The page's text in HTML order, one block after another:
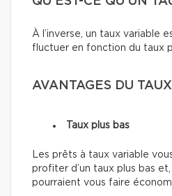
À l’inverse, un taux variable
fluctuer en fonction du taux
AVANTAGES DU
Taux plus bas
Les prêts à taux variable
profiter d’un taux plus bas
pourraient vous faire